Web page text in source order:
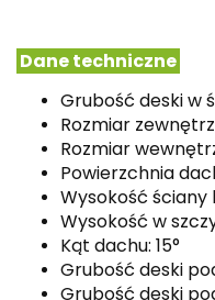
Dane techniczne
Grubość deski w
Rozmiar
Rozmiar
Powierzchnia
Wysokość ściany
Wysokość w
Kąt dachu: 15°
Grubość deski
Grubość deski